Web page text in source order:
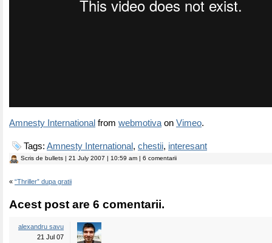
Amnesty International from webmotiva on Vimeo.
Tags: Amnesty International , chestii, interesant
Scris de bullets | 21 July 2007 | 10:59 am | 6 comentarii
« “Thriller” dupa gratii
Acest post are 6 comentarii.
alexandru savu
21 Jul 07